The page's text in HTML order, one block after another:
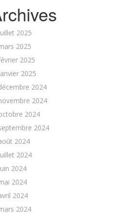
2025
2025
2025
2025
2024
2024
2024
2024
2024
2024
2024
2024
2024
2024